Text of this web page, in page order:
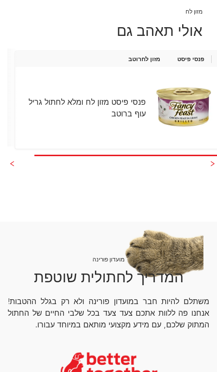
מזון לח
אולי תאהב גם
פנסי פיסט מזון לחרוטב
פנסי פיסט מזון לח ומלא לחתול גריל
עוף ברוטב
מועדון פורינה
המדריך לחתולית שוטפת
משתלם להיות חבר במועדון פורינה ולא רק בגלל ההטבות!
אנחנו פה ללוות אתכם צעד צעד בכל שלבי החיים של החתול
המתוק שלכם, עם מידע מקצועי מותאם במיוחד עבורו.